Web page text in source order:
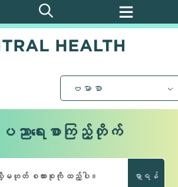
ဗမာစာ
ညာရေးစာကြည့်တိုက်
ရှာရန်